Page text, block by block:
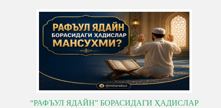
“РАФЪУЛ ЯДАЙН” БОРАСИДАГИ ҲАДИСЛАР